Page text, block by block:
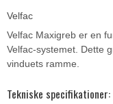
Velfac
Velfac Maxigreb er en
Velfac-systemet. Dette
vinduets ramme.
Tekniske specifikationer: